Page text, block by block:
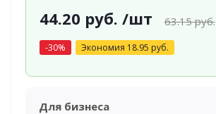
44.20 руб. /шт 63.15руб.
-30% Экономия 18.95 руб.
Для бизнеса